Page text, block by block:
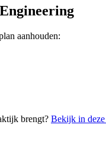
aanhouden:
brengt? Bekijk in